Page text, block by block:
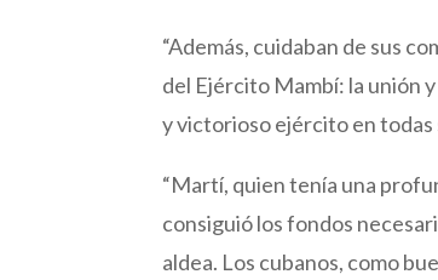
“Además, cuidaban de sus
del Ejército Mambí: la unión
y victorioso ejército en todas
“Martí, quien tenía una
consiguió los fondos
aldea. Los cubanos, como